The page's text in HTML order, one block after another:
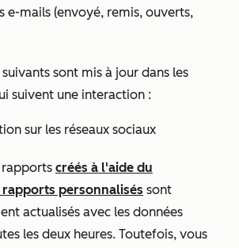
e-mails (envoyé, remis, ouverts,
sont mis à jour dans les
suivent une interaction :
sur les réseaux sociaux
rapports créés à l'aide du
personnalisés sont
actualisés avec les données
les deux heures. Toutefois, vous